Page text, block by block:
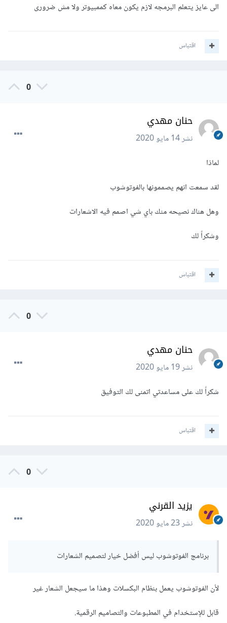
الى عايز يتعلم البرمجه لازم يكون معاه كممبيوتر ولا مش ضرورى
اقتباس
0
حنان مهدي
نشر14 مايو 2020
لماذا
لقد سمعت انهم يصممونها بالفوتوشوب
وهل هناك نصيحه منك باي شي اصمم فيه الاشعارات
وشكراً لك
اقتباس
0
حنان مهدي
نشر19 مايو 2020
شكراً لك على مساعدتي اتمنى لك التوفيق
اقتباس
0
يزيد القرني
نشر23 مايو 2020
برنامج الفوتوشوب ليس أفضل خيار لتصميم الشعارات
لأن الفوتوشوب يعمل بنظام البكسلات وهذا ما سيجعل الشعار غير
قابل للإستخدام في المطبوعات والتصاميم الرقمية.